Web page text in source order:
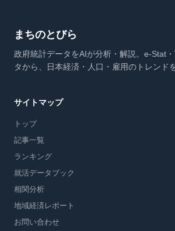
まちのとびら
政府統計データをAIが分析・解説。e-Stat
タから、日本経済・人口・雇用のトレンド
サイトマップ
トップ
記事一覧
ランキング
就活データブック
相関分析
地域経済レポート
お問い合わせ